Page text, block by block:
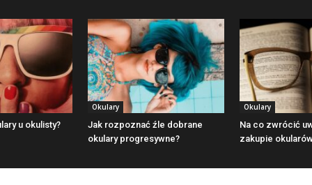
u okulisty?
Okulary
Jak rozpoznać źle dobrane
okulary progresywne?
Okulary
Na co zwrócić
zakupie